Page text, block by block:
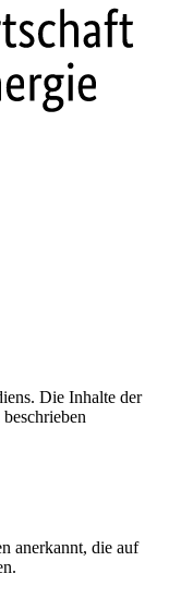
anerkannt, die auf